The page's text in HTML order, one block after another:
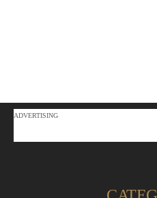
ADVERTISING